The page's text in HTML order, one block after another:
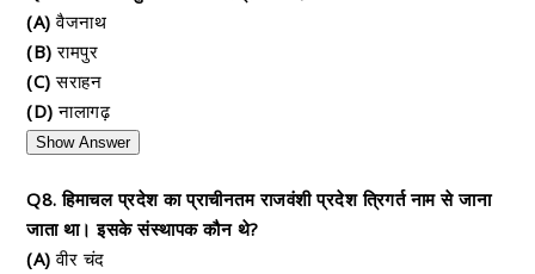
(A) वैजनाथ
(B) रामपुर
(C) सराहन
(D) नालागढ़
Show Answer
Q8. हिमाचल प्रदेश का प्राचीनतम राजवंशी प्रदेश त्रिगर्त नाम से जाना
जाता था। इसके संस्थापक कौन थे?
(A) वीर चंद